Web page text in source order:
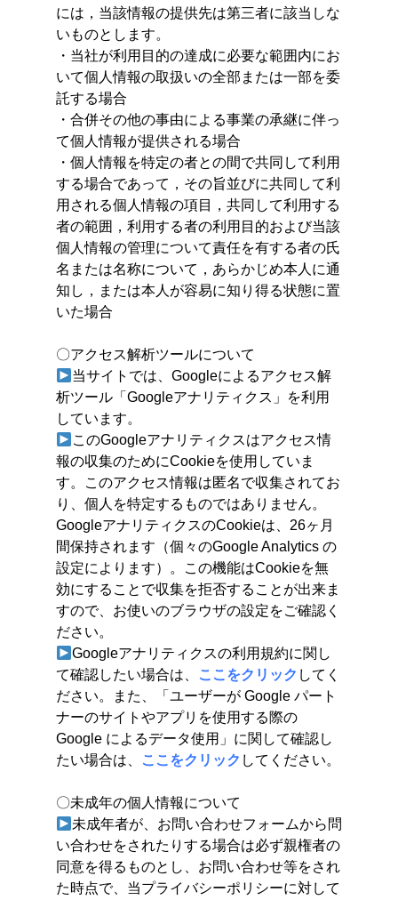
には，当該情報の提供先は第三者に該当しな
いものとします。
・当社が利用目的の達成に必要な範囲内にお
いて個人情報の取扱いの全部または一部を委
託する場合
・合併その他の事由による事業の承継に伴っ
て個人情報が提供される場合
・個人情報を特定の者との間で共同して利用
する場合であって，その旨並びに共同して利
用される個人情報の項目，共同して利用する
者の範囲，利用する者の利用目的および当該
個人情報の管理について責任を有する者の氏
名または名称について，あらかじめ本人に通
知し，または本人が容易に知り得る状態に置
いた場合
〇アクセス解析ツールについて
当サイトでは、Googleによるアクセス解
析ツール「Googleアナリティクス」を利用
しています。
このGoogleアナリティクスはアクセス情
報の収集のためにCookieを使用していま
す。このアクセス情報は匿名で収集されてお
り、個人を特定するものではありません。
GoogleアナリティクスのCookieは、26ヶ月
間保持されます（個々のGoogle Analytics の
設定によります）。この機能はCookieを無
効にすることで収集を拒否することが出来ま
すので、お使いのブラウザの設定をご確認く
ださい。
Googleアナリティクスの利用規約に関し
て確認したい場合は、
ここをクリック してく
ださい。また、「ユーザーが Google パート
ナーのサイトやアプリを使用する際の
Google によるデータ使用」に関して確認し
たい場合は、
ここをクリック してください。
〇未成年の個人情報について
未成年者が、お問い合わせフォームから問
い合わせをされたりする場合は必ず親権者の
同意を得るものとし、お問い合わせ等をされ
た時点で、当プライバシーポリシーに対して